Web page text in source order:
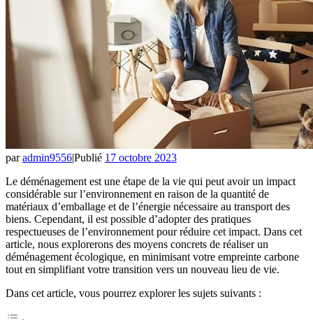
paradmin9556|Publié 17 octobre 2023
Le déménagement est une étape de la vie qui peut avoir un impact
considérable sur l’environnement en raison de la quantité de
matériaux d’emballage et de l’énergie nécessaire au transport des
biens. Cependant, il est possible d’adopter des pratiques
respectueuses de l’environnement pour réduire cet impact. Dans cet
article, nous explorerons des moyens concrets de réaliser un
déménagement écologique, en minimisant votre empreinte carbone
tout en simplifiant votre transition vers un nouveau lieu de vie.
Dans cet article, vous pourrez explorer les sujets suivants :